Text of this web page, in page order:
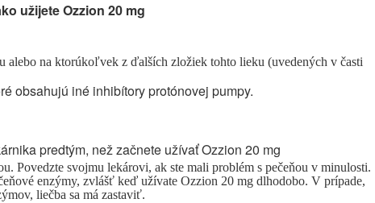
užijete Ozzion 20 mg
alebo na ktorúkoľvek z ďalších zložiek tohto lieku (uvedených v časti
obsahujú iné inhibítory protónovej pumpy.
predtým, než začnete užívať Ozzion 20 mg
Povedzte svojmu lekárovi, ak ste mali problém s pečeňou v minulosti.
enzýmy, zvlášť keď užívate Ozzion 20 mg dlhodobo. V prípade,
liečba sa má zastaviť.